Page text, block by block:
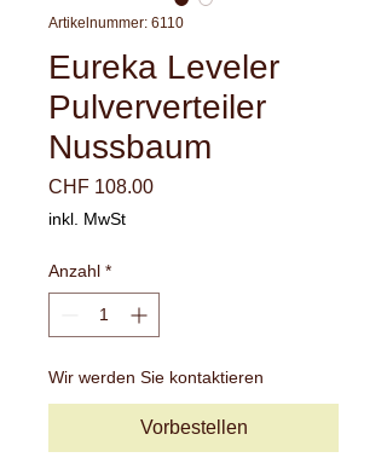
Artikelnummer: 6110
Eureka Leveler
Pulververteiler
Nussbaum
CHF 108.00Preis
inkl. MwSt
Anzahl *
Wir werden Sie kontaktieren
Vorbestellen